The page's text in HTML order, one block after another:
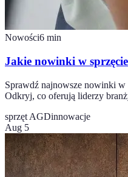
Nowości6 min
Jakie nowinki w
Sprawdź najnowsze nowinki
Odkryj, co oferują liderzy
sprzęt AGDinnowacje
Aug 5